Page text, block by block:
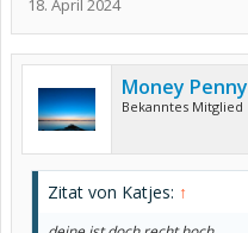
18. April 2024
Money Penny
Bekanntes Mitglied
Zitat von Katjes: ↑